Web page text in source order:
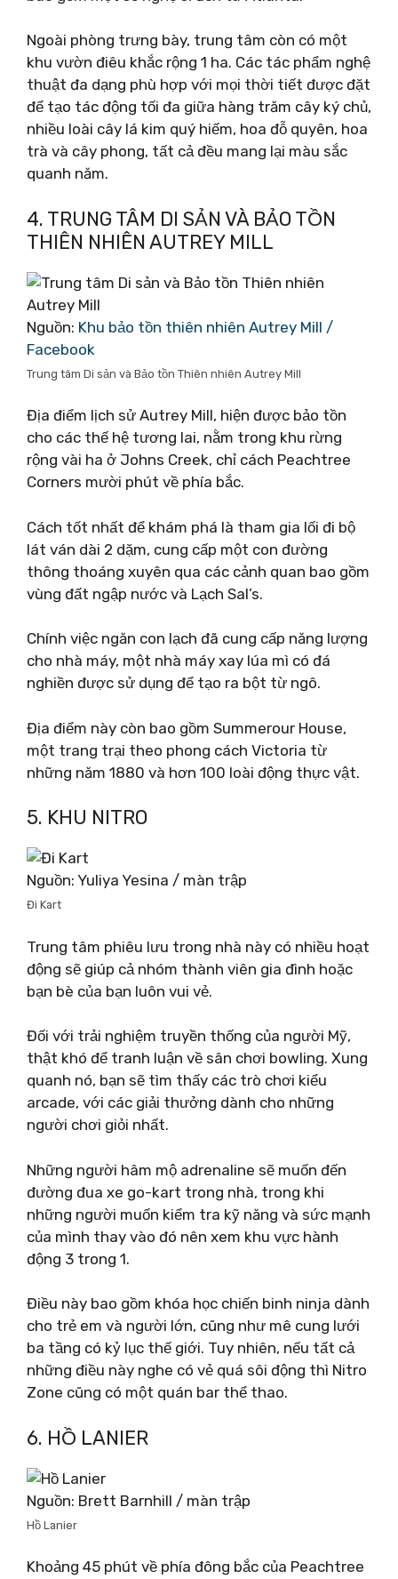
Ngoài phòng trưng bày, trung tâm còn có một
khu vườn điêu khắc rộng 1 ha. Các tác phẩm nghệ
thuật đa dạng phù hợp với mọi thời tiết được đặt
để tạo tác động tối đa giữa hàng trăm cây ký chủ,
nhiều loài cây lá kim quý hiếm, hoa đỗ quyên, hoa
trà và cây phong, tất cả đều mang lại màu sắc
quanh năm.
4. TRUNG TÂM DI SẢN VÀ BẢO TỒN
THIÊN NHIÊN AUTREY MILL
Nguồn: Khu bảo tồn thiên nhiên Autrey Mill /
Facebook
Trung tâm Di sản và Bảo tồn Thiên nhiên Autrey Mill
Địa điểm lịch sử Autrey Mill, hiện được bảo tồn
cho các thế hệ tương lai, nằm trong khu rừng
rộng vài ha ở Johns Creek, chỉ cách Peachtree
Corners mười phút về phía bắc.
Cách tốt nhất để khám phá là tham gia lối đi bộ
lát ván dài 2 dặm, cung cấp một con đường
thông thoáng xuyên qua các cảnh quan bao gồm
vùng đất ngập nước và Lạch Sal’s.
Chính việc ngăn con lạch đã cung cấp năng lượng
cho nhà máy, một nhà máy xay lúa mì có đá
nghiền được sử dụng để tạo ra bột từ ngô.
Địa điểm này còn bao gồm Summerour House,
một trang trại theo phong cách Victoria từ
những năm 1880 và hơn 100 loài động thực vật.
5. KHU NITRO
Nguồn: Yuliya Yesina / màn trập
Đi Kart
Trung tâm phiêu lưu trong nhà này có nhiều hoạt
động sẽ giúp cả nhóm thành viên gia đình hoặc
bạn bè của bạn luôn vui vẻ.
Đối với trải nghiệm truyền thống của người Mỹ,
thật khó để tranh luận về sân chơi bowling. Xung
quanh nó, bạn sẽ tìm thấy các trò chơi kiểu
arcade, với các giải thưởng dành cho những
người chơi giỏi nhất.
Những người hâm mộ adrenaline sẽ muốn đến
đường đua xe go-kart trong nhà, trong khi
những người muốn kiểm tra kỹ năng và sức mạnh
của mình thay vào đó nên xem khu vực hành
động 3 trong 1.
Điều này bao gồm khóa học chiến binh ninja dành
cho trẻ em và người lớn, cũng như mê cung lưới
ba tầng có kỷ lục thế giới. Tuy nhiên, nếu tất cả
những điều này nghe có vẻ quá sôi động thì Nitro
Zone cũng có một quán bar thể thao.
6. HỒ LANIER
Nguồn: Brett Barnhill / màn trập
Hồ Lanier
Khoảng 45 phút về phía đông bắc của Peachtree